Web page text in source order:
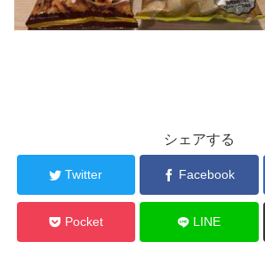
シェアする
Twitter Facebook
Pocket LINE